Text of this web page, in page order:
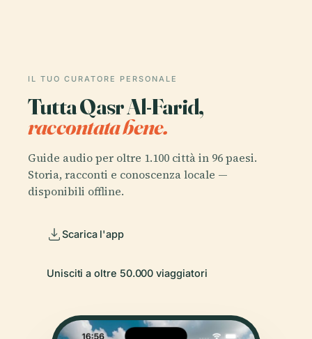
IL TUO CURATORE PERSONALE
Tutta Qasr Al-Farid,
raccontata bene.
Guide audio per oltre 1.100 città in 96 paesi.
Storia, racconti e conoscenza locale —
disponibili offline.
Scarica l'app
Unisciti a oltre 50.000 viaggiatori